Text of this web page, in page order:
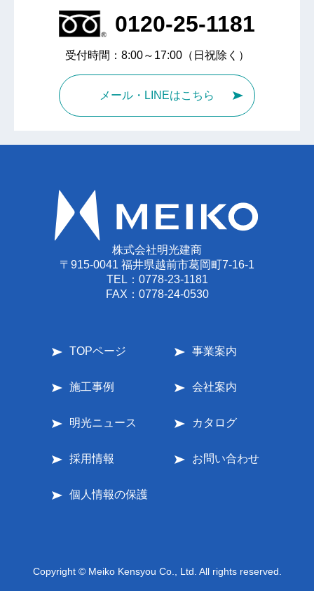
0120-25-1181
受付時間：8:00～17:00（日祝除く）
メール・LINEはこちら
株式会社明光建商
〒915-0041 福井県越前市葛岡町7-16-1
TEL： 0778-23-1181
FAX：0778-24-0530
TOPページ 事業案内
施工事例 会社案内
明光ニュース カタログ
採用情報 お問い合わせ
個人情報の保護
Copyright © Meiko Kensyou Co., Ltd. All rights reserved.